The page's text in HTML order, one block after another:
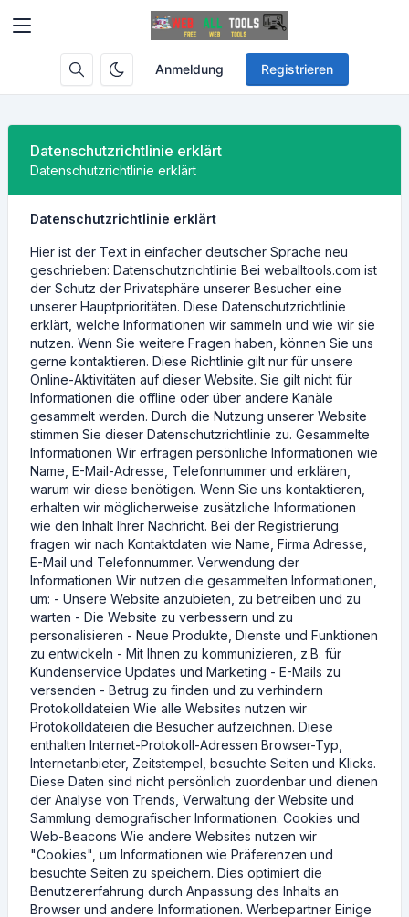
Anmeldung Registrieren
Datenschutzrichtlinie erklärt
Datenschutzrichtlinie erklärt
Datenschutzrichtlinie erklärt
Hier ist der Text in einfacher deutscher Sprache neu
geschrieben: Datenschutzrichtlinie Bei weballtools.com ist
der Schutz der Privatsphäre unserer Besucher eine
unserer Hauptprioritäten. Diese Datenschutzrichtlinie
erklärt, welche Informationen wir sammeln und wie wir sie
nutzen. Wenn Sie weitere Fragen haben, können Sie uns
gerne kontaktieren. Diese Richtlinie gilt nur für unsere
Online-Aktivitäten auf dieser Website. Sie gilt nicht für
Informationen die offline oder über andere Kanäle
gesammelt werden. Durch die Nutzung unserer Website
stimmen Sie dieser Datenschutzrichtlinie zu. Gesammelte
Informationen Wir erfragen persönliche Informationen wie
Name, E-Mail-Adresse, Telefonnummer und erklären,
warum wir diese benötigen. Wenn Sie uns kontaktieren,
erhalten wir möglicherweise zusätzliche Informationen
wie den Inhalt Ihrer Nachricht. Bei der Registrierung
fragen wir nach Kontaktdaten wie Name, Firma Adresse,
E-Mail und Telefonnummer. Verwendung der
Informationen Wir nutzen die gesammelten Informationen,
um: - Unsere Website anzubieten, zu betreiben und zu
warten - Die Website zu verbessern und zu
personalisieren - Neue Produkte, Dienste und Funktionen
zu entwickeln - Mit Ihnen zu kommunizieren, z.B. für
Kundenservice Updates und Marketing - E-Mails zu
versenden - Betrug zu finden und zu verhindern
Protokolldateien Wie alle Websites nutzen wir
Protokolldateien die Besucher aufzeichnen. Diese
enthalten Internet-Protokoll-Adressen Browser-Typ,
Internetanbieter, Zeitstempel, besuchte Seiten und Klicks.
Diese Daten sind nicht persönlich zuordenbar und dienen
der Analyse von Trends, Verwaltung der Website und
Sammlung demografischer Informationen. Cookies und
Web-Beacons Wie andere Websites nutzen wir
"Cookies", um Informationen wie Präferenzen und
besuchte Seiten zu speichern. Dies optimiert die
Benutzererfahrung durch Anpassung des Inhalts an
Browser und andere Informationen. Werbepartner Einige